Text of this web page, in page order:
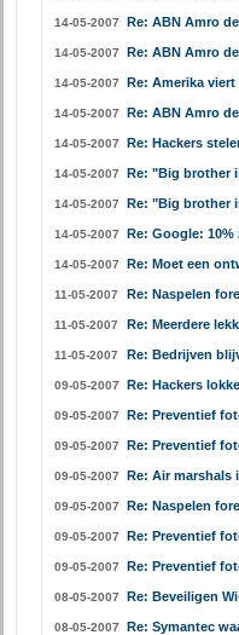
14-05-2007 Re: ABN Amro
14-05-2007 Re: ABN Amro
14-05-2007 Re: Amerika
14-05-2007 Re: ABN Amro
14-05-2007 Re: Hackers
14-05-2007 Re: "Big brother
14-05-2007 Re: "Big brother
14-05-2007 Re: Google: 10%
14-05-2007 Re: Moet een
11-05-2007 Re: Naspelen
11-05-2007 Re: Meerdere
11-05-2007 Re: Bedrijven
09-05-2007 Re: Hackers
09-05-2007 Re: Preventief
09-05-2007 Re: Preventief
09-05-2007 Re: Air marshals
09-05-2007 Re: Naspelen
09-05-2007 Re: Preventief
09-05-2007 Re: Preventief
08-05-2007 Re: Beveiligen
08-05-2007 Re: Symantec